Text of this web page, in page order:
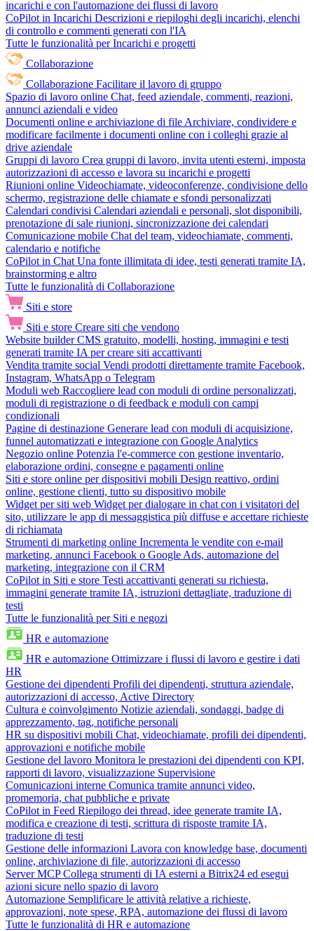
incarichi e con l'automazione dei flussi di lavoro
CoPilot in Incarichi Descrizioni e riepiloghi degli incarichi, elenchi
di controllo e commenti generati con l'IA
Tutte le funzionalità per Incarichi e progetti
Collaborazione
Collaborazione Facilitare il lavoro di gruppo
Spazio di lavoro online Chat, feed aziendale, commenti, reazioni,
annunci aziendali e video
Documenti online e archiviazione di file Archiviare, condividere e
modificare facilmente i documenti online con i colleghi grazie al
drive aziendale
Gruppi di lavoro Crea gruppi di lavoro, invita utenti esterni, imposta
autorizzazioni di accesso e lavora su incarichi e progetti
Riunioni online Videochiamate, videoconferenze, condivisione dello
schermo, registrazione delle chiamate e sfondi personalizzati
Calendari condivisi Calendari aziendali e personali, slot disponibili,
prenotazione di sale riunioni, sincronizzazione dei calendari
Comunicazione mobile Chat del team, videochiamate, commenti,
calendario e notifiche
CoPilot in Chat Una fonte illimitata di idee, testi generati tramite IA,
brainstorming e altro
Tutte le funzionalità di Collaborazione
Siti e store
Siti e store Creare siti che vendono
Website builder CMS gratuito, modelli, hosting, immagini e testi
generati tramite IA per creare siti accattivanti
Vendita tramite social Vendi prodotti direttamente tramite Facebook,
Instagram, WhatsApp o Telegram
Moduli web Raccogliere lead con moduli di ordine personalizzati,
moduli di registrazione o di feedback e moduli con campi
condizionali
Pagine di destinazione Generare lead con moduli di acquisizione,
funnel automatizzati e integrazione con Google Analytics
Negozio online Potenzia l'e-commerce con gestione inventario,
elaborazione ordini, consegne e pagamenti online
Siti e store online per dispositivi mobili Design reattivo, ordini
online, gestione clienti, tutto su dispositivo mobile
Widget per siti web Widget per dialogare in chat con i visitatori del
sito, utilizzare le app di messaggistica più diffuse e accettare richieste
di richiamata
Strumenti di marketing online Incrementa le vendite con e-mail
marketing, annunci Facebook o Google Ads, automazione del
marketing, integrazione con il CRM
CoPilot in Siti e store Testi accattivanti generati su richiesta,
immagini generate tramite IA, istruzioni dettagliate, traduzione di
testi
Tutte le funzionalità per Siti e negozi
HR e automazione
HR e automazione Ottimizzare i flussi di lavoro e gestire i dati
HR
Gestione dei dipendenti Profili dei dipendenti, struttura aziendale,
autorizzazioni di accesso, Active Directory
Cultura e coinvolgimento Notizie aziendali, sondaggi, badge di
apprezzamento, tag, notifiche personali
HR su dispositivi mobili Chat, videochiamate, profili dei dipendenti,
approvazioni e notifiche mobile
Gestione del lavoro Monitora le prestazioni dei dipendenti con KPI,
rapporti di lavoro, visualizzazione Supervisione
Comunicazioni interne Comunica tramite annunci video,
promemoria, chat pubbliche e private
CoPilot in Feed Riepilogo dei thread, idee generate tramite IA,
modifica e creazione di testi, scrittura di risposte tramite IA,
traduzione di testi
Gestione delle informazioni Lavora con knowledge base, documenti
online, archiviazione di file, autorizzazioni di accesso
Server MCP Collega strumenti di IA esterni a Bitrix24 ed esegui
azioni sicure nello spazio di lavoro
Automazione Semplificare le attività relative a richieste,
approvazioni, note spese, RPA, automazione dei flussi di lavoro
Tutte le funzionalità di HR e automazione